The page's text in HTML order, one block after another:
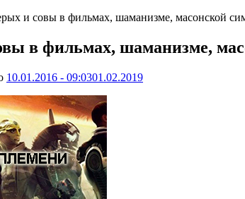
и совы в фильмах, шаманизме, масонской
в фильмах, шаманизме,
10.01.2016 - 09:0301.02.2019